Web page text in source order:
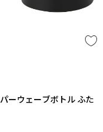
ーウェーブボトル ふた